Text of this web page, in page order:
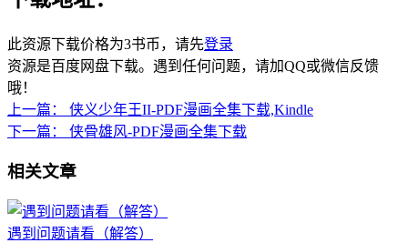
此资源下载价格为3书币，请先登录
资源是百度网盘下载。遇到任何问题，请加QQ或微信反馈
哦！
上一篇：
侠义少年王II-PDF漫画全集下载,Kindle
下一篇：
侠骨雄风-PDF漫画全集下载
相关文章
遇到问题请看（解答）